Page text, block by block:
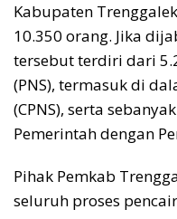
Kabupaten
10.350 orang. Jika
tersebut terdiri dari
(PNS), termasuk di
(CPNS), serta
Pemerintah dengan
Pihak Pemkab
seluruh proses